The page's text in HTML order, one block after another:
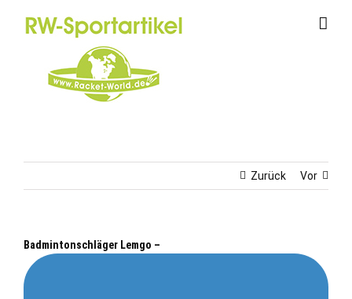
Zurück Vor
Badmintonschläger Lemgo –